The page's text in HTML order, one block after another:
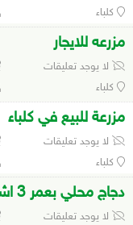
كلباء
مزرعه للايجار
لا يوجد تعليقات
كلباء
مزرعة للبيع في كلباء
لا يوجد تعليقات
كلباء
دجاج محلي بعمر 3 اشهر
لا يوجد تعليقات